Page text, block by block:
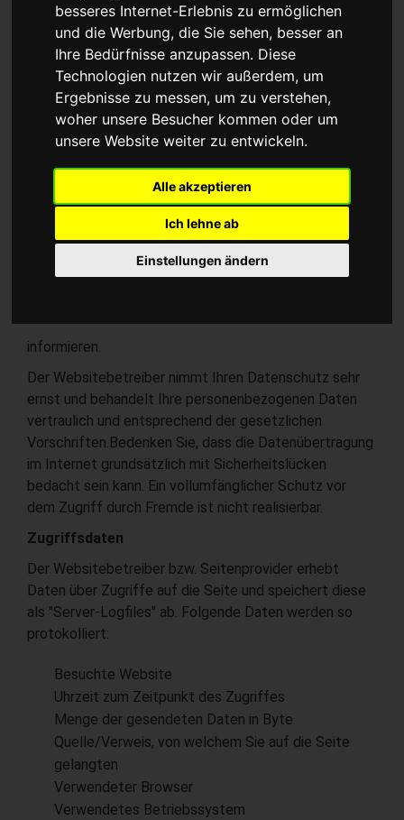
besseres Internet-Erlebnis zu ermöglichen
und die Werbung, die Sie sehen, besser an
Ihre Bedürfnisse anzupassen. Diese
Technologien nutzen wir außerdem, um
Ergebnisse zu messen, um zu verstehen,
woher unsere Besucher kommen oder um
unsere Website weiter zu entwickeln.
Alle akzeptieren
Ich lehne ab
Einstellungen ändern
Geltungsbereich
Diese Datenschutzerklärung soll die Nutzer dieser
Website gemäß Bundesdatenschutzgesetz und
Telemediengesetz über die Art, den Umfang und den
Zweck der Erhebung und Verwendung
personenbezogener Daten durch den Websitebetreiber
Gunther Schmidt
Staatl. gepr. Augenoptikermeister
Optometrist HWK
Cottbuser Straße 11
03226 Vetschau/ Spreewald
informieren.
Der Websitebetreiber nimmt Ihren Datenschutz sehr
ernst und behandelt Ihre personenbezogenen Daten
vertraulich und entsprechend der gesetzlichen
Vorschriften.Bedenken Sie, dass die Datenübertragung
im Internet grundsätzlich mit Sicherheitslücken
bedacht sein kann. Ein vollumfänglicher Schutz vor
dem Zugriff durch Fremde ist nicht realisierbar.
Zugriffsdaten
Der Websitebetreiber bzw. Seitenprovider erhebt
Daten über Zugriffe auf die Seite und speichert diese
als "Server-Logfiles" ab. Folgende Daten werden so
protokolliert:
Besuchte Website
Uhrzeit zum Zeitpunkt des Zugriffes
Menge der gesendeten Daten in Byte
Quelle/Verweis, von welchem Sie auf die Seite
gelangten
Verwendeter Browser
Verwendetes Betriebssystem